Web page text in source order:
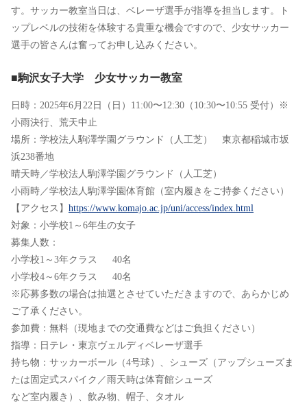
す。サッカー教室当日は、ベレーザ選手が指導を担当します。ト
ップレベルの技術を体験する貴重な機会ですので、少女サッカー
選手の皆さんは奮ってお申し込みください。
■駒沢女子大学 少女サッカー教室
日時：2025年6月22日（日）11:00〜12:30（10:30〜10:55 受付）※
小雨決行、荒天中止
場所：学校法人駒澤学園グラウンド（人工芝） 東京都稲城市坂
浜238番地
晴天時／学校法人駒澤学園グラウンド（人工芝）
小雨時／学校法人駒澤学園体育館（室内履きをご持参ください）
【アクセス】 https://www.komajo.ac.jp/uni/access/index.html
対象：小学校1～6年生の女子
募集人数：
小学校1～3年クラス 40名
小学校4～6年クラス 40名
※応募多数の場合は抽選とさせていただきますので、あらかじめ
ご了承ください。
参加費：無料（現地までの交通費などはご負担ください）
指導：日テレ・東京ヴェルディベレーザ選手
持ち物：サッカーボール（4号球）、シューズ（アップシューズま
たは固定式スパイク／雨天時は体育館シューズ
など室内履き）、飲み物、帽子、タオル